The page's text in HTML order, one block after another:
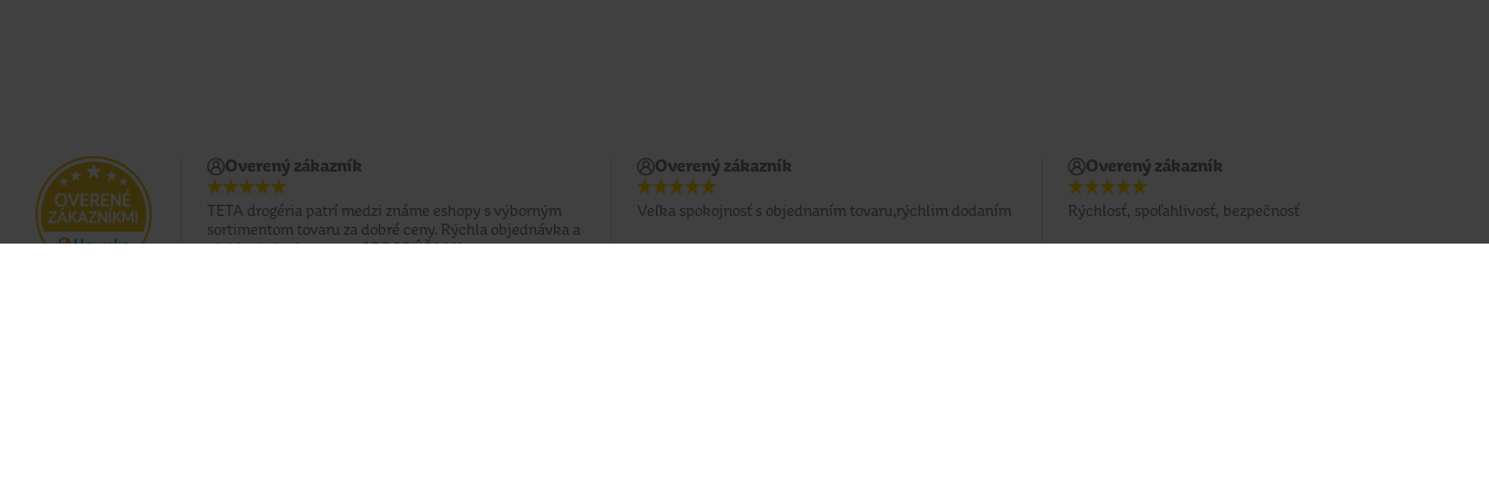
Overený zákazník
TETA drogéria patrí medzi známe eshopy s výborným
sortimentom tovaru za dobré ceny. Rýchla objednávka a
rýchle dodanie tovaru. ODPORÚČAM!
Overený zákazník
Veľka spokojnosť s objednaním tovaru,rýchlim dodaním
Overený zákazník
Rýchlosť, spoľahlivosť, bezpečnosť